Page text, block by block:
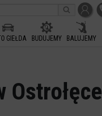
GIEŁDA BUDUJEMY BALUJEMY